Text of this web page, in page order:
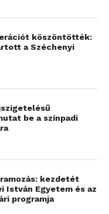
köszöntötték:
a Széchenyi
be a színpadi
kezdetét
István Egyetem és az
programja